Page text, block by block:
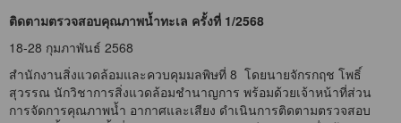
ติดตามตรวจสอบคุณภาพน้ำทะเล ครั้งที่ 1/2568
18-28 กุมภาพันธ์ 2568
สำนักงานสิ่งแวดล้อมและควบคุมมลพิษที่ 8 โดยนายจักรกฤช โพธิ์
สุวรรณ นักวิชาการสิ่งแวดล้อมชำนาญการ พร้อมด้วยเจ้าหน้าที่ส่วน
การจัดการคุณภาพน้ำ อากาศและเสียง ดำเนินการติดตามตรวจสอบ